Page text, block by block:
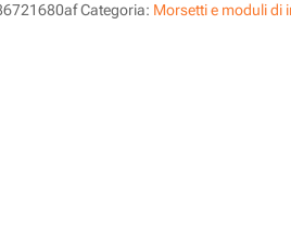
Categoria: Morsetti e moduli di